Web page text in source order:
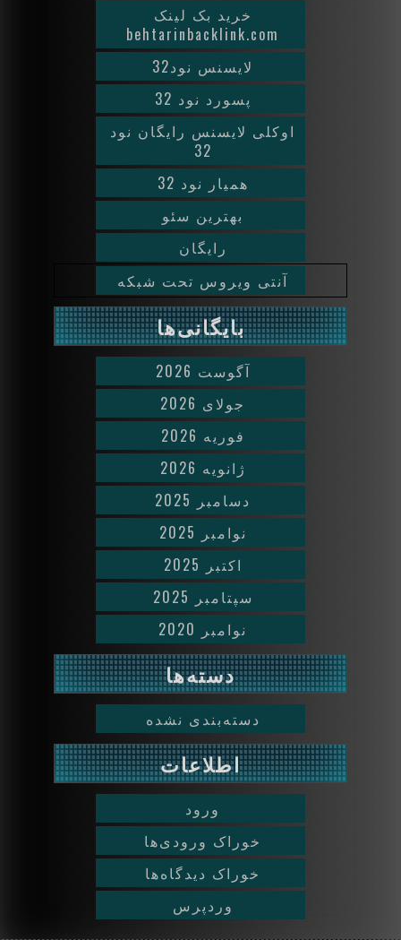
خرید بک لینک
behtarinbacklink.com
لایسنس نود32
پسورد نود 32
اوکلی لایسنس رایگان نود
32
همیار نود 32
بهترین سئو
رایگان
آنتی ویروس تحت شبکه
بایگانی‌ها
آگوست 2026
جولای 2026
فوریه 2026
ژانویه 2026
دسامبر 2025
نوامبر 2025
اکتبر 2025
سپتامبر 2025
نوامبر 2020
دسته‌ها
دسته‌بندی نشده
اطلاعات
ورود
خوراک ورودی‌ها
خوراک دیدگاه‌ها
وردپرس